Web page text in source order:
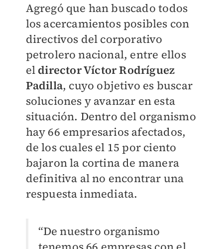
Agregó que han buscado todos
los acercamientos posibles con
directivos del corporativo
petrolero nacional, entre ellos
el director Víctor Rodríguez
Padilla, cuyo objetivo es buscar
soluciones y avanzar en esta
situación. Dentro del organismo
hay 66 empresarios afectados,
de los cuales el 15 por ciento
bajaron la cortina de manera
definitiva al no encontrar una
respuesta inmediata.
“De nuestro organismo